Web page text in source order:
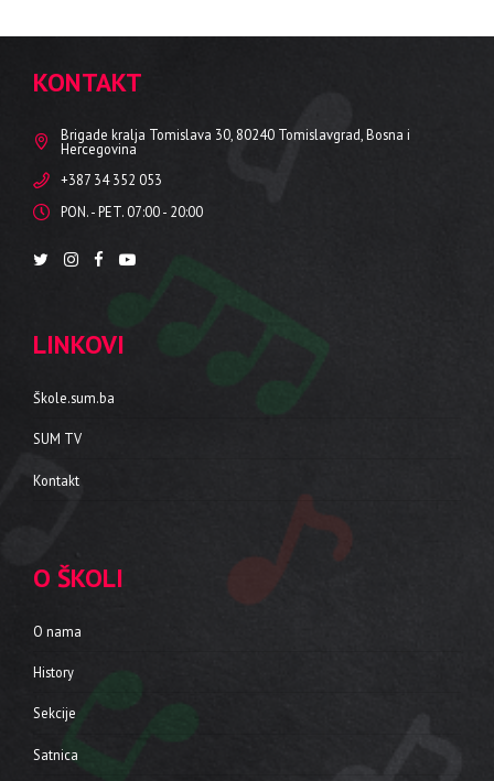
KONTAKT
Brigade kralja Tomislava 30, 80240 Tomislavgrad, Bosna i
Hercegovina
+387 34 352 053
PON. - PET. 07:00 - 20:00
LINKOVI
Škole.sum.ba
SUM TV
Kontakt
O ŠKOLI
O nama
History
Sekcije
Satnica